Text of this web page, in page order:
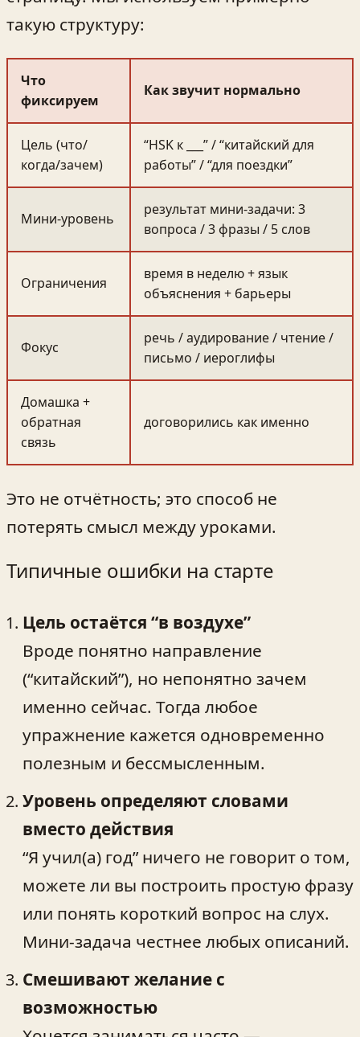
такую структуру:
Что
фиксируем
Как звучит нормально
Цель (что/
когда/зачем)
“HSK к ___” / “китайский для
работы” / “для поездки”
Мини‑уровень
результат мини‑задачи: 3
вопроса / 3 фразы / 5 слов
Ограничения
время в неделю + язык
объяснения + барьеры
Фокус
речь / аудирование / чтение /
письмо / иероглифы
Домашка +
обратная
связь
договорились как именно
Это не отчётность; это способ не
потерять смысл между уроками.
Типичные ошибки на старте
Цель остаётся “в воздухе”
Вроде понятно направление
(“китайский”), но непонятно зачем
именно сейчас. Тогда любое
упражнение кажется одновременно
полезным и бессмысленным.
Уровень определяют словами
вместо действия
“Я учил(а) год” ничего не говорит о том,
можете ли вы построить простую фразу
или понять короткий вопрос на слух.
Мини‑задача честнее любых описаний.
Смешивают желание с
возможностью